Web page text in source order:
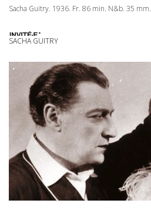
Sacha Guitry. 1936. Fr. 86 min. N&b. 35 mm.
SACHA GUITRY